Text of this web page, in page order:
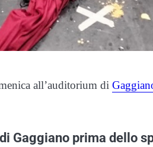
all’auditorium di
Gaggiano prima dello